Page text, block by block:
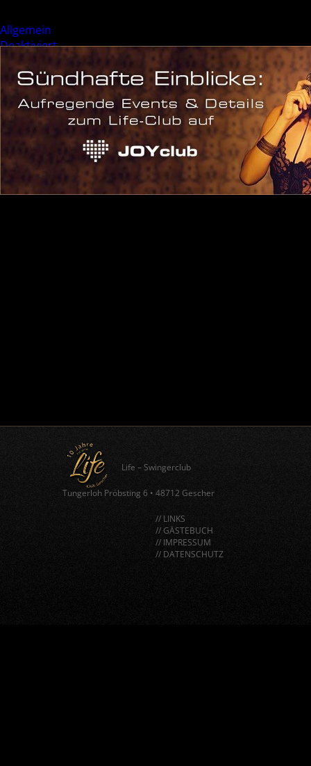
Allgemein
Deaktiviert
Event
Sonderevent
Meta
Anmelden
Eintrags-Feed
Kommentar-Feed
WordPress.org
Life – Swingerclub
Tungerloh Pröbsting 6 • 48712 Gescher
// LINKS
// GÄSTEBUCH
// IMPRESSUM
// DATENSCHUTZ